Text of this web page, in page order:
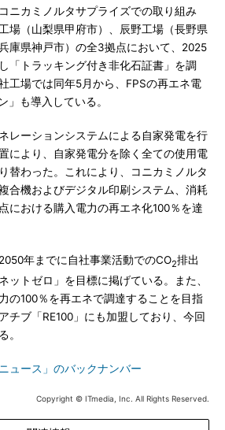
ニカミノルタサプライズでの取り組み
場（山梨県甲府市）、辰野工場（長野県
庫県神戸市）の全3拠点において、2025
「トラッキング付き非化石証書」を調
工場では同年5月から、FPSの再エネ電
」も導入している。
レーションシステムによる自家発電を行
により、自家発電分を除く全ての使用電
替わった。これにより、コニカミノルタ
合機およびデジタル印刷システム、消耗
における購入電力の再エネ化100％を達
年までに自社事業活動でのCO2排出
ットゼロ」を目標に掲げている。また、
の100％を再エネで調達することを目指
チブ「RE100」にも加盟しており、今回
。
ュース」のバックナンバー
Copyright © ITmedia, Inc. All Rights Reserved.